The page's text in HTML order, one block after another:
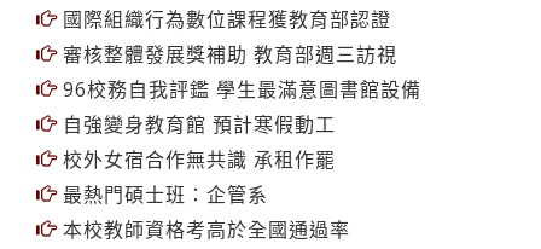
國際組織行為數位課程獲教育部認證
審核整體發展獎補助 教育部週三訪視
96校務自我評鑑 學生最滿意圖書館設備
自強變身教育館 預計寒假動工
校外女宿合作無共識 承租作罷
最熱門碩士班：企管系
本校教師資格考高於全國通過率